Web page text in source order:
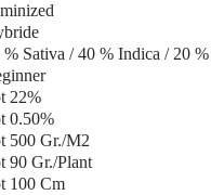
% Sativa / 40 % Indica / 20
22%
0.50%
500 Gr./m2
90 Gr./plant
100 Cm